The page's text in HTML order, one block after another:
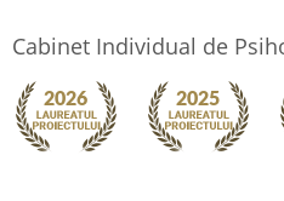
Cabinet Individual de